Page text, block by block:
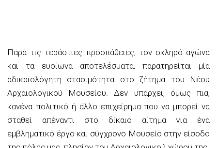
Παρά τις τεράστιες προσπάθειες, τον σκληρό αγώνα
και τα ευοίωνα αποτελέσματα, παρατηρείται μία
αδικαιολόγητη στασιμότητα στο ζήτημα του Νέου
Αρχαιολογικού Μουσείου. Δεν υπάρχει, όμως πια,
κανένα πολιτικό ή άλλο επιχείρημα που να μπορεί να
σταθεί απέναντι στο δίκαιο αίτημα για ένα
εμβληματικό έργο και σύγχρονο Μουσείο στην είσοδο